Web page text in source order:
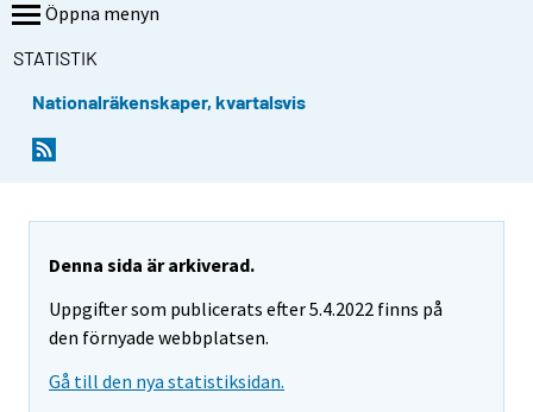
Öppna menyn
STATISTIK
Nationalräkenskaper, kvartalsvis
Denna sida är arkiverad.
Uppgifter som publicerats efter 5.4.2022 finns på
den förnyade webbplatsen.
Gå till den nya statistiksidan.